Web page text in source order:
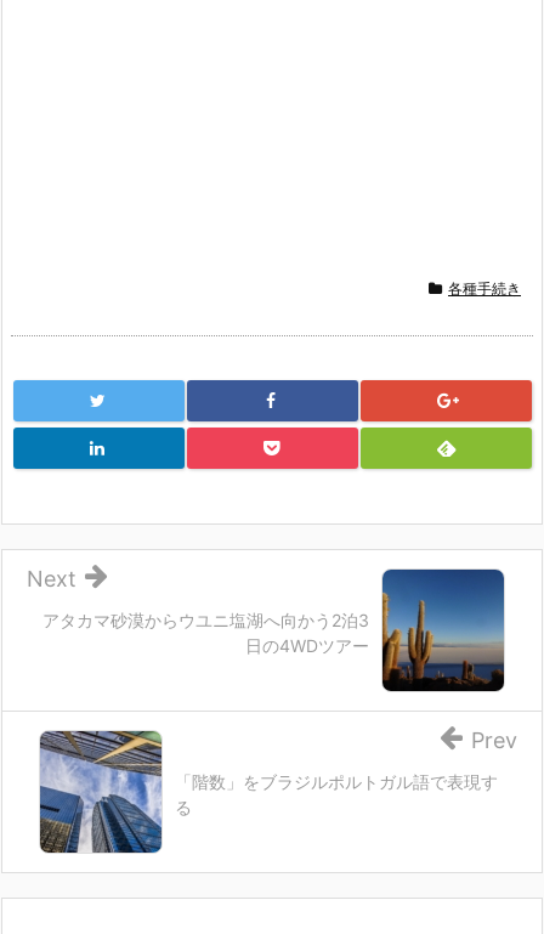
各種手続き
アタカマ砂漠からウユニ塩湖へ向かう2泊3
日の4WDツアー
Next
「階数」をブラジルポルトガル語で表現す
る
Prev